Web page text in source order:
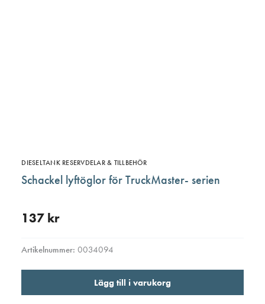
DIESELTANK RESERVDELAR & TILLBEHÖR
Schackel lyftöglor för TruckMaster- serien
137 kr
Artikelnummer:0034094
Lägg till i varukorg